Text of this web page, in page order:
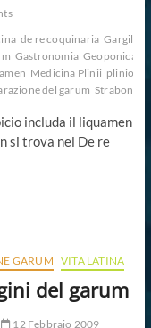
de re coquinaria Gargilio
Gastronomia Geoponica
Medicina Plinii plinio il
del garum Strabone
includa il liquamen
si trova nel De re
GARUM VITA LATINA
del garum
12 Febbraio 2009